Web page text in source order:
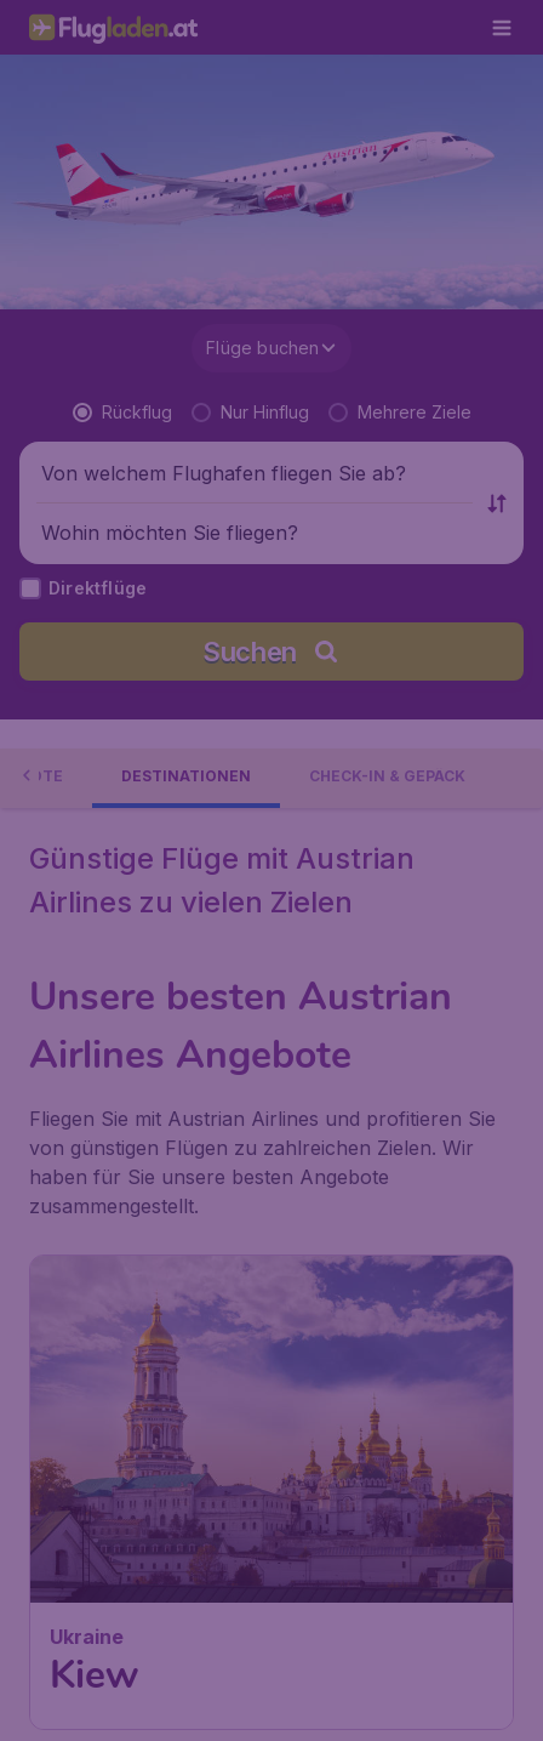
Flüge buchen
Rückflug Nur Hinflug Mehrere Ziele
Von welchem Flughafen fliegen Sie ab?
Wohin möchten Sie fliegen?
Direktflüge
Suchen
DESTINATIONEN CHECK-IN & GEPÄCK
Günstige Flüge mit Austrian
Airlines zu vielen Zielen
Unsere besten Austrian
Airlines Angebote
Fliegen Sie mit Austrian Airlines und profitieren Sie
von günstigen Flügen zu zahlreichen Zielen. Wir
haben für Sie unsere besten Angebote
zusammengestellt.
Ukraine
Kiew